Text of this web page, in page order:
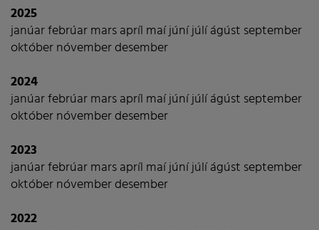
2025
janúarfebrúarmarsapríl maíjúníjúlíágúst september
októbernóvemberdesember
2024
janúarfebrúarmarsapríl maíjúníjúlíágúst september
októbernóvemberdesember
2023
janúarfebrúarmarsapríl maíjúníjúlíágúst september
októbernóvemberdesember
2022